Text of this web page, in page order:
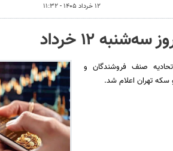
۱۲ خرداد ۱۴۰۵ - ۱۱:۳۲
۱۲ خرداد
صنف فروشندگان و
سکه تهران اعلام شد.